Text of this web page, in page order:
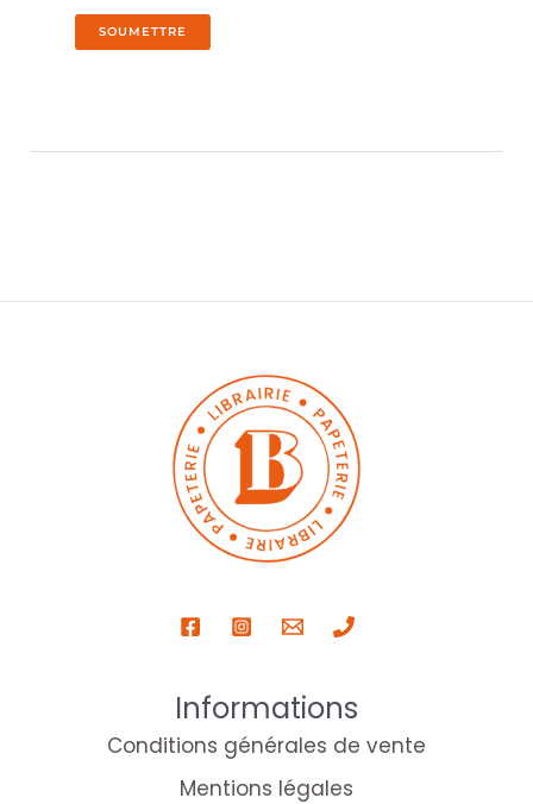
Informations
Conditions générales de vente
Mentions légales